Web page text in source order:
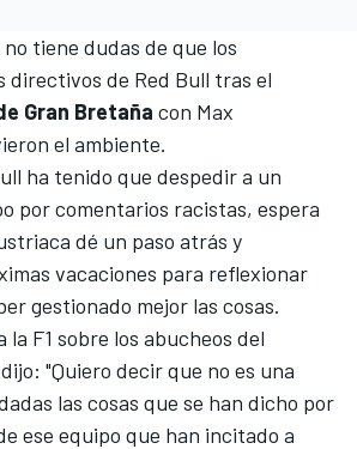
tiene dudas de que los
directivos de Red Bull tras el
Gran Bretaña con Max
el ambiente.
ha tenido que despedir a un
por comentarios racistas, espera
dé un paso atrás y
vacaciones para reflexionar
gestionado mejor las cosas.
la F1 sobre los abucheos del
"Quiero decir que no es una
las cosas que se han dicho por
ese equipo que han incitado a